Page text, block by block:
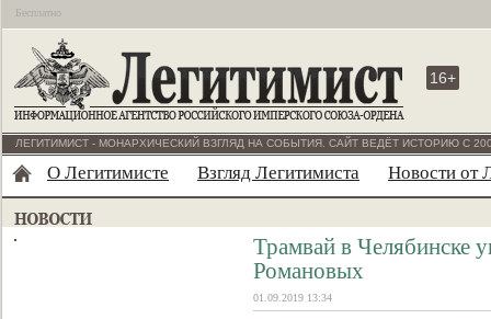
Бесплатно
16+
ЛЕГИТИМИСТ - МОНАРХИЧЕСКИЙ ВЗГЛЯД НА СОБЫТИЯ. САЙТ ВЕДЁТ ИСТОРИЮ С
О Легитимисте Взгляд Легитимиста Новости от
Трамвай в Челябинске
Романовых
01.09.2019 13:34